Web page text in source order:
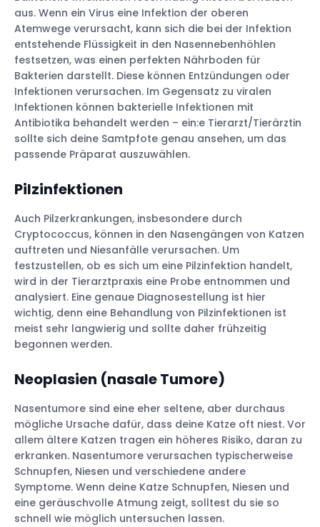
aus. Wenn ein Virus eine Infektion der oberen
Atemwege verursacht, kann sich die bei der Infektion
entstehende Flüssigkeit in den Nasennebenhöhlen
festsetzen, was einen perfekten Nährboden für
Bakterien darstellt. Diese können Entzündungen oder
Infektionen verursachen. Im Gegensatz zu viralen
Infektionen können bakterielle Infektionen mit
Antibiotika behandelt werden – ein:e Tierarzt/Tierärztin
sollte sich deine Samtpfote genau ansehen, um das
passende Präparat auszuwählen.
Pilzinfektionen
Auch Pilzerkrankungen, insbesondere durch
Cryptococcus, können in den Nasengängen von Katzen
auftreten und Niesanfälle verursachen. Um
festzustellen, ob es sich um eine Pilzinfektion handelt,
wird in der Tierarztpraxis eine Probe entnommen und
analysiert. Eine genaue Diagnosestellung ist hier
wichtig, denn eine Behandlung von Pilzinfektionen ist
meist sehr langwierig und sollte daher frühzeitig
begonnen werden.
Neoplasien (nasale Tumore)
Nasentumore sind eine eher seltene, aber durchaus
mögliche Ursache dafür, dass deine Katze oft niest. Vor
allem ältere Katzen tragen ein höheres Risiko, daran zu
erkranken. Nasentumore verursachen typischerweise
Schnupfen, Niesen und verschiedene andere
Symptome. Wenn deine Katze Schnupfen, Niesen und
eine geräuschvolle Atmung zeigt, solltest du sie so
schnell wie möglich untersuchen lassen.